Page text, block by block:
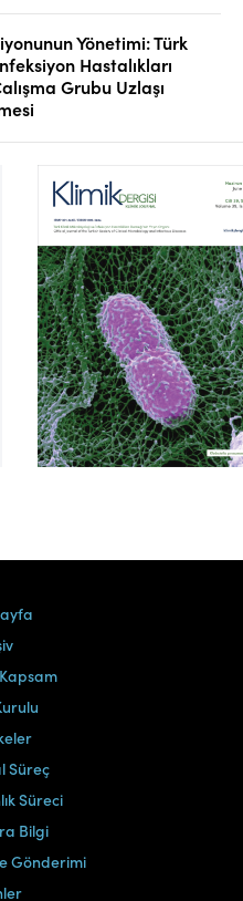
Yönetimi: Türk
Hastalıkları
Grubu Uzlaşı
Cilt 39, Sayı 2
Süreç
Süreci
Bilgi
Gönderimi